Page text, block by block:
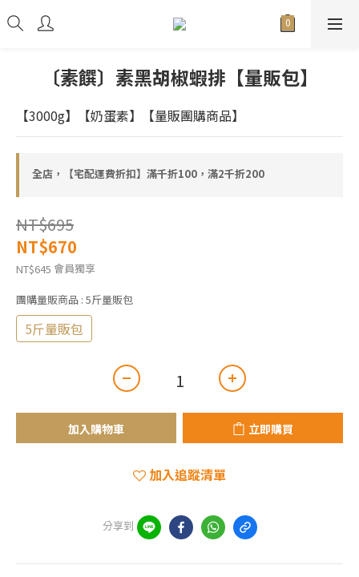
〔素饌〕素黑胡椒蝦排【量販包】
【3000g】【奶蛋素】【量販團購商品】
全店，【宅配運費折扣】滿千折100，滿2千折200
NT$695
NT$670
NT$645 會員獨享
團購量販商品 : 5斤量販包
5斤量販包
加入購物車 立即購買
加入追蹤清單
分享到